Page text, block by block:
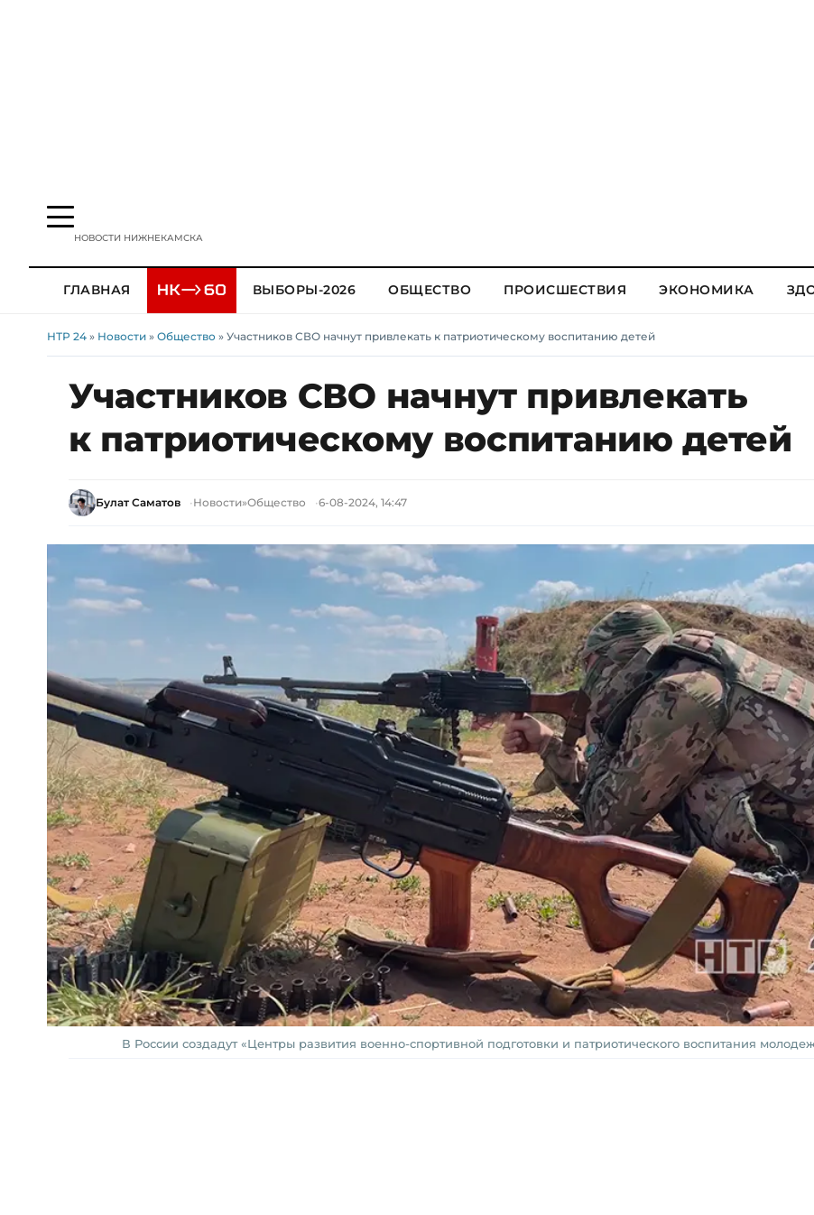
НОВОСТИ НИЖНЕКАМСКА
ГЛАВНАЯ ВЫБОРЫ-2026 ОБЩЕСТВО ПРОИСШЕСТВИЯ ЭКОНОМИКА
НТР 24 » Новости » Общество » Участников СВО начнут привлекать к патриотическому воспитанию детей
Участников СВО начнут привлекать
к патриотическому воспитанию детей
Булат Саматов Новости»Общество 6-08-2024, 14:47
В России создадут «Центры развития военно-спортивной подготовки и патриотического воспитания